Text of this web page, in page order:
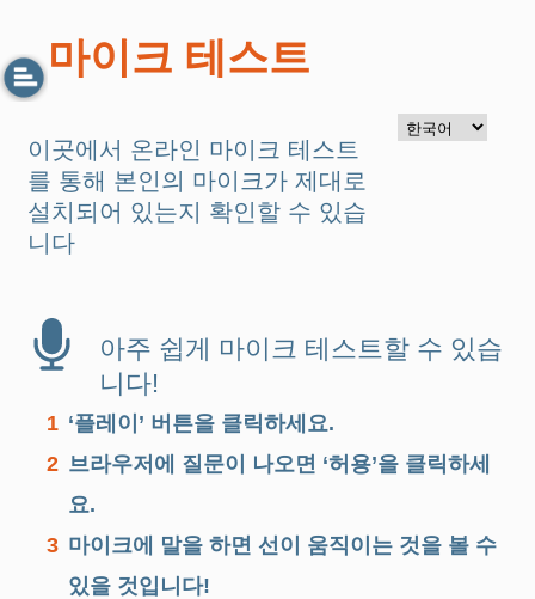
마이크 테스트
이곳에서 온라인 마이크 테스트
를 통해 본인의 마이크가 제대로
설치되어 있는지 확인할 수 있습
니다
아주 쉽게 마이크 테스트할 수 있습
니다!
1 ‘플레이’ 버튼을 클릭하세요.
2 브라우저에 질문이 나오면 ‘허용’을 클릭하세
요.
3 마이크에 말을 하면 선이 움직이는 것을 볼 수
있을 것입니다!